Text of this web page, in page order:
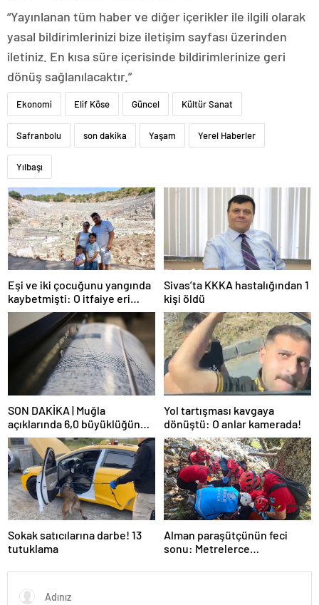
“Yayınlanan tüm haber ve diğer içerikler ile ilgili olarak
yasal bildirimlerinizi bize iletişim sayfası üzerinden
iletiniz. En kısa süre içerisinde bildirimlerinize geri
dönüş sağlanılacaktır.”
Ekonomi Elif Köse Güncel Kültür Sanat
Safranbolu son dakika Yaşam Yerel Haberler
Yılbaşı
Eşi ve iki çocuğunu yangında
kaybetmişti: O itfaiye eri
tutuklandı! İfadesi ortaya
çıktı
Sivas’ta KKKA hastalığından 1
kişi öldü
SON DAKİKA | Muğla
açıklarında 6,0 büyüklüğünde
deprem
Yol tartışması kavgaya
dönüştü: O anlar kamerada!
Sokak satıcılarına darbe! 13
tutuklama
Alman paraşütçünün feci
sonu: Metrelerce
düştü!